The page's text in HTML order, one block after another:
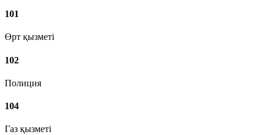
101
Өрт қызметі
102
Полиция
104
Газ қызметі